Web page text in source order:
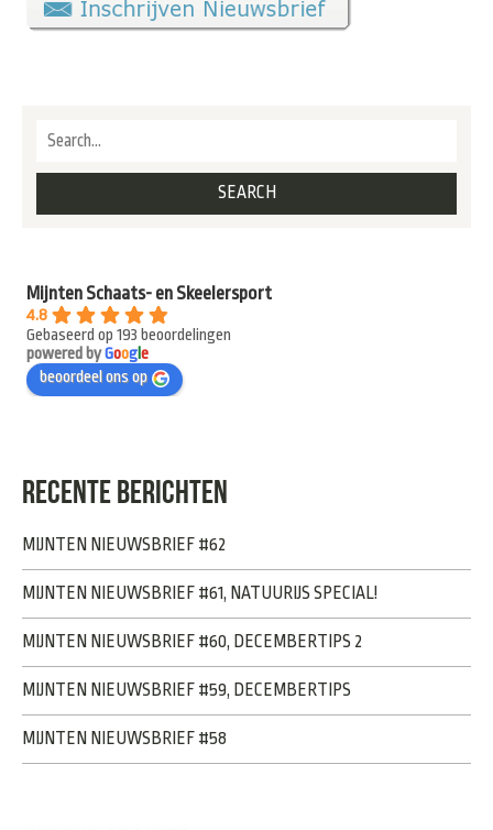
Mijnten Schaats- en Skeelersport
4.8
Gebaseerd op 193 beoordelingen
powered byGoogle
beoordeel ons op
RECENTE BERICHTEN
MIJNTEN NIEUWSBRIEF #62
MIJNTEN NIEUWSBRIEF #61, NATUURIJS SPECIAL!
MIJNTEN NIEUWSBRIEF #60, DECEMBERTIPS 2
MIJNTEN NIEUWSBRIEF #59, DECEMBERTIPS
MIJNTEN NIEUWSBRIEF #58